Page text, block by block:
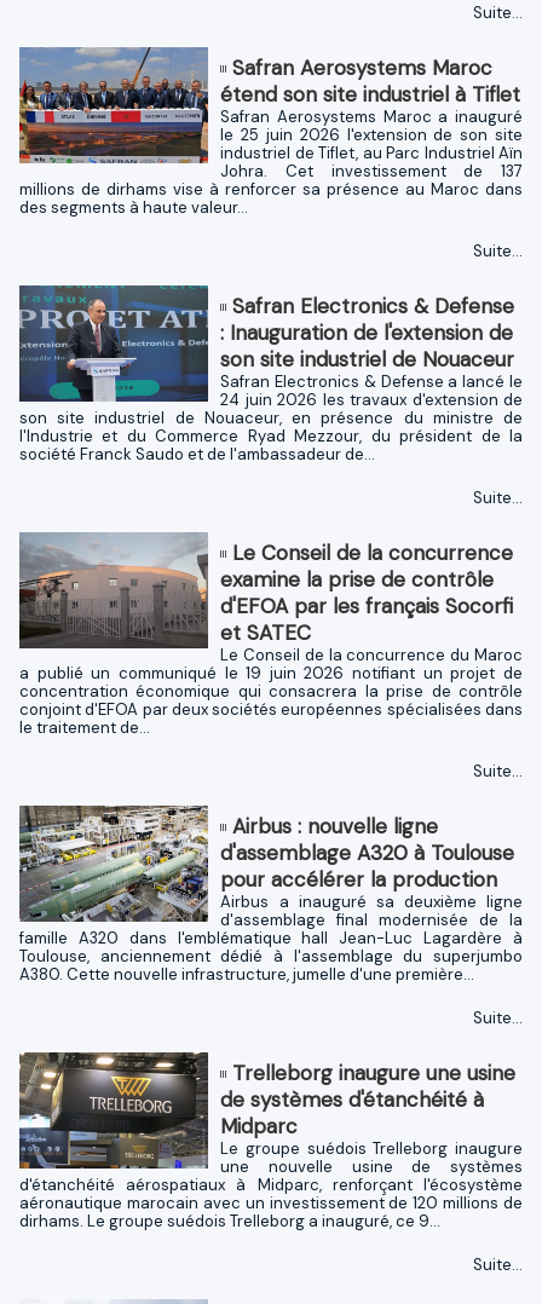
Suite...
Safran Aerosystems Maroc
étend son site industriel à Tiflet
Safran Aerosystems Maroc a inauguré
le 25 juin 2026 l'extension de son site
industriel de Tiflet, au Parc Industriel Aïn
Johra. Cet investissement de 137
millions de dirhams vise à renforcer sa présence au Maroc dans
des segments à haute valeur...
Suite...
Safran Electronics & Defense
: Inauguration de l'extension de
son site industriel de Nouaceur
Safran Electronics & Defense a lancé le
24 juin 2026 les travaux d'extension de
son site industriel de Nouaceur, en présence du ministre de
l'Industrie et du Commerce Ryad Mezzour, du président de la
société Franck Saudo et de l'ambassadeur de...
Suite...
Le Conseil de la concurrence
examine la prise de contrôle
d'EFOA par les français Socorfi
et SATEC
Le Conseil de la concurrence du Maroc
a publié un communiqué le 19 juin 2026 notifiant un projet de
concentration économique qui consacrera la prise de contrôle
conjoint d'EFOA par deux sociétés européennes spécialisées dans
le traitement de...
Suite...
Airbus : nouvelle ligne
d'assemblage A320 à Toulouse
pour accélérer la production
Airbus a inauguré sa deuxième ligne
d'assemblage final modernisée de la
famille A320 dans l'emblématique hall Jean-Luc Lagardère à
Toulouse, anciennement dédié à l'assemblage du superjumbo
A380. Cette nouvelle infrastructure, jumelle d'une première...
Suite...
Trelleborg inaugure une usine
de systèmes d'étanchéité à
Midparc
Le groupe suédois Trelleborg inaugure
une nouvelle usine de systèmes
d'étanchéité aérospatiaux à Midparc, renforçant l'écosystème
aéronautique marocain avec un investissement de 120 millions de
dirhams. Le groupe suédois Trelleborg a inauguré, ce 9...
Suite...